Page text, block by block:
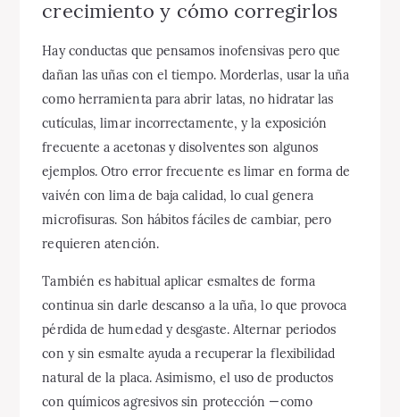
crecimiento y cómo corregirlos
Hay conductas que pensamos inofensivas pero que
dañan las uñas con el tiempo. Morderlas, usar la uña
como herramienta para abrir latas, no hidratar las
cutículas, limar incorrectamente, y la exposición
frecuente a acetonas y disolventes son algunos
ejemplos. Otro error frecuente es limar en forma de
vaivén con lima de baja calidad, lo cual genera
microfisuras. Son hábitos fáciles de cambiar, pero
requieren atención.
También es habitual aplicar esmaltes de forma
continua sin darle descanso a la uña, lo que provoca
pérdida de humedad y desgaste. Alternar periodos
con y sin esmalte ayuda a recuperar la flexibilidad
natural de la placa. Asimismo, el uso de productos
con químicos agresivos sin protección —como